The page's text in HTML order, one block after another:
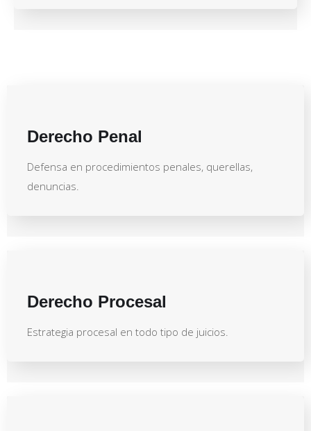
Derecho Penal
Defensa en procedimientos penales, querellas,
denuncias.
Derecho Procesal
Estrategia procesal en todo tipo de juicios.